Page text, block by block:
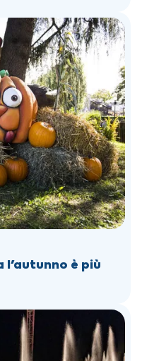
l'autunno è più